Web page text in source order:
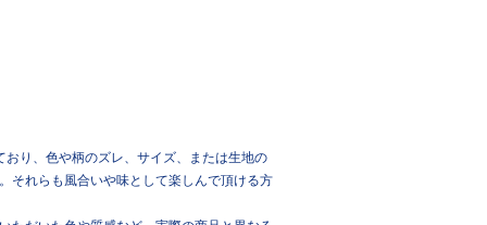
り、色や柄のズレ、サイズ、または生地の
それらも風合いや味として楽しんで頂ける方